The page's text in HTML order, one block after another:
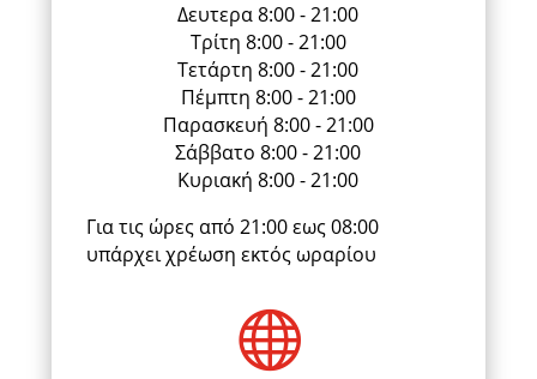
Δευτερα 8:00 - 21:00
Τρίτη 8:00 - 21:00
Τετάρτη 8:00 - 21:00
Πέμπτη 8:00 - 21:00
Παρασκευή 8:00 - 21:00
Σάββατο 8:00 - 21:00
Κυριακή 8:00 - 21:00
Για τις ώρες από 21:00 εως 08:00
υπάρχει χρέωση εκτός ωραρίου
